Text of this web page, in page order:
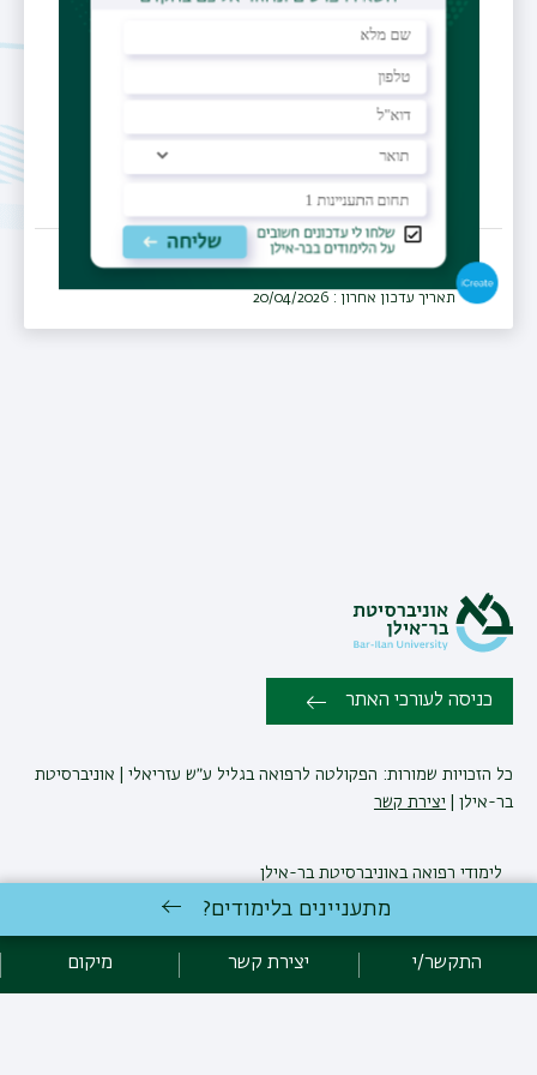
מחלקה
פסיכיאטריה
תאריך עדכון אחרון : 20/04/2026
כניסה לעורכי האתר
כל הזכויות שמורות: הפקולטה לרפואה בגליל ע״ש עזריאלי | אוניברסיטת
בר-אילן | יצירת קשר
לימודי רפואהבאוניברסיטת בר-אילן
אגף תקשוב, אוניברסיטת בר-אילן
אקדימה בר-אילן
מתעניינים בלימודים?
התקשר/י יצירת קשר מיקום